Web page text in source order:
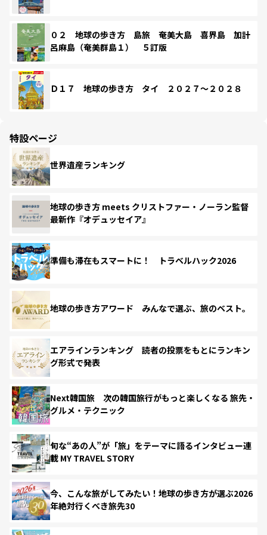
０２ 地球の歩き方 島旅 奄美大島 喜界島 加計
呂麻島（奄美群島１） ５訂版
Ｄ１７ 地球の歩き方 タイ ２０２７～２０２８
特設ページ
世界遺産ランキング
地球の歩き方 meets クリストファー・ノーラン監督
最新作『オデュッセイア』
準備も滞在もスマートに！ トラベルハック2026
地球の歩き方アワード みんなで選ぶ、旅のベスト。
エアラインランキング 読者の投票をもとにランキン
グ形式で発表
Next韓国旅 次の韓国旅行がもっと楽しくなる 旅先・
グルメ・テクニック
旬な“あの人”が「旅」をテーマに語るインタビュー連
載 MY TRAVEL STORY
今、こんな旅がしてみたい！地球の歩き方が選ぶ2026
年絶対行くべき旅先30